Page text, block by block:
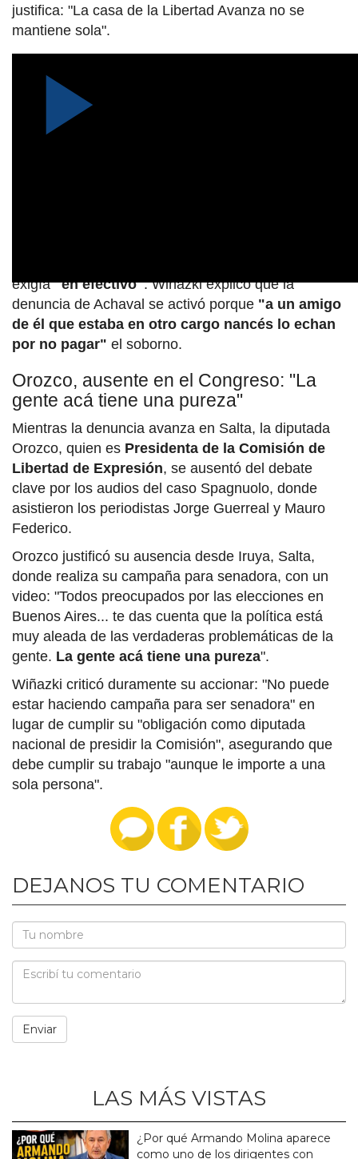
justifica: "La casa de la Libertad Avanza no se
mantiene sola".
exigía"en efectivo". Wiñazki explicó que la
denuncia de Achaval se activó porque "a un amigo
de él que estaba en otro cargo nancés lo echan
por no pagar" el soborno.
Orozco, ausente en el Congreso: "La
gente acá tiene una pureza"
Mientras la denuncia avanza en Salta, la diputada
Orozco, quien es Presidenta de la Comisión de
Libertad de Expresión, se ausentó del debate
clave por los audios del caso Spagnuolo, donde
asistieron los periodistas Jorge Guerreal y Mauro
Federico.
Orozco justificó su ausencia desde Iruya, Salta,
donde realiza su campaña para senadora, con un
video: "Todos preocupados por las elecciones en
Buenos Aires... te das cuenta que la política está
muy aleada de las verdaderas problemáticas de la
gente. La gente acá tiene una pureza".
Wiñazki criticó duramente su accionar: "No puede
estar haciendo campaña para ser senadora" en
lugar de cumplir su "obligación como diputada
nacional de presidir la Comisión", asegurando que
debe cumplir su trabajo "aunque le importe a una
sola persona".
DEJANOS TU COMENTARIO
LAS MÁS VISTAS
¿Por qué Armando Molina aparece
como uno de los dirigentes con